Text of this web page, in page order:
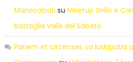
Manocalzati su Meetup Grillo e
battaglia Valle del Sabato
Panem et circenses. La ludopatia